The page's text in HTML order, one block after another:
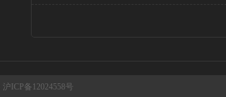
沪ICP备12024558号